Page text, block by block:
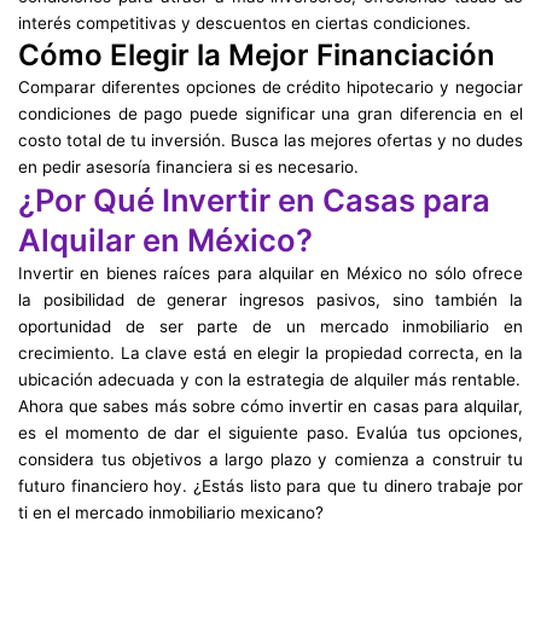
interés competitivas y descuentos en ciertas condiciones.
Cómo Elegir la Mejor Financiación
Comparar diferentes opciones de crédito hipotecario y negociar
condiciones de pago puede significar una gran diferencia en el
costo total de tu inversión. Busca las mejores ofertas y no dudes
en pedir asesoría financiera si es necesario.
¿Por Qué Invertir en Casas para
Alquilar en México?
Invertir en bienes raíces para alquilar en México no sólo ofrece
la posibilidad de generar ingresos pasivos, sino también la
oportunidad de ser parte de un mercado inmobiliario en
crecimiento. La clave está en elegir la propiedad correcta, en la
ubicación adecuada y con la estrategia de alquiler más rentable.
Ahora que sabes más sobre cómo invertir en casas para alquilar,
es el momento de dar el siguiente paso. Evalúa tus opciones,
considera tus objetivos a largo plazo y comienza a construir tu
futuro financiero hoy. ¿Estás listo para que tu dinero trabaje por
ti en el mercado inmobiliario mexicano?